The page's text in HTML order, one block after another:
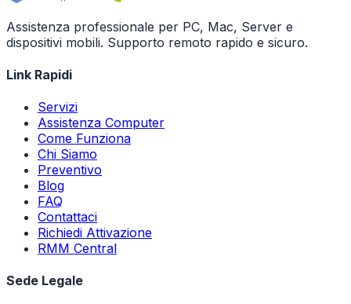
Assistenza professionale per PC, Mac, Server e
dispositivi mobili. Supporto remoto rapido e sicuro.
Link Rapidi
Servizi
Assistenza Computer
Come Funziona
Chi Siamo
Preventivo
Blog
FAQ
Contattaci
Richiedi Attivazione
RMM Central
Sede Legale